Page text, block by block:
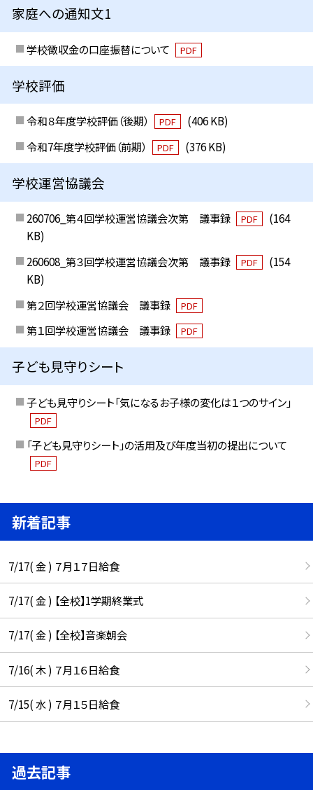
家庭への通知文1
学校徴収金の口座振替について PDF
学校評価
令和８年度学校評価（後期） PDF
(406 KB)
令和7年度学校評価（前期）
PDF (376 KB)
学校運営協議会
260706_第４回学校運営協議会次第 議事録 PDF
(164
KB)
260608_第３回学校運営協議会次第 議事録
PDF
(154
KB)
第２回学校運営協議会 議事録
PDF
第１回学校運営協議会 議事録 PDF
子ども見守りシート
子ども見守りシート「気になるお子様の変化は１つのサイン」
PDF
「子ども見守りシート」の活用及び年度当初の提出について
PDF
新着記事
7/17( 金 ) ７月１７日給食
7/17( 金 ) 【全校】1学期終業式
7/17( 金 ) 【全校】音楽朝会
7/16( 木 ) ７月１６日給食
7/15( 水 ) ７月１５日給食
過去記事